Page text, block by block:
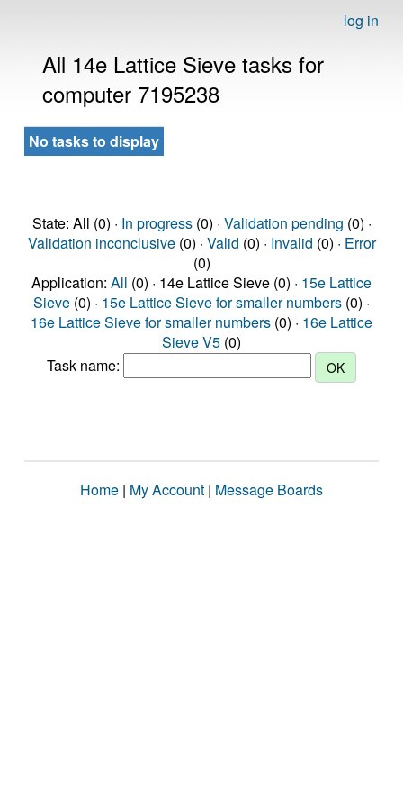
log in
All 14e Lattice Sieve tasks for
computer 7195238
No tasks to display
State: All (0) · In progress(0) · Validation pending (0) ·
Validation inconclusive(0) · Valid (0) · Invalid (0) · Error
(0)
Application: All (0) · 14e Lattice Sieve (0) · 15e Lattice
Sieve (0) · 15e Lattice Sieve for smaller numbers (0) ·
16e Lattice Sieve for smaller numbers (0) · 16e Lattice
Sieve V5 (0)
Task name:
Home | My Account | Message Boards